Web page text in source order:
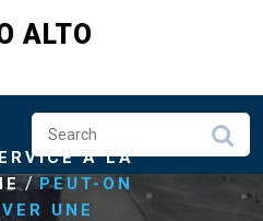
ALTO
A LA
/PEUT-ON
UNE